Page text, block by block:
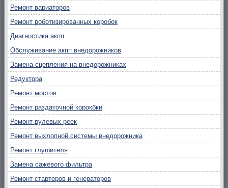
Ремонт вариаторов
Ремонт роботизированных коробок
Диагностика акпп
Обслуживание акпп внедорожников
Замена сцепления на внедорожниках
Редуктора
Ремонт мостов
Ремонт раздаточной корокбки
Ремонт рулевых реек
Ремонт выхлопной системы внедорожника
Ремонт глушителя
Замена сажевого фильтра
Ремонт стартеров и генераторов